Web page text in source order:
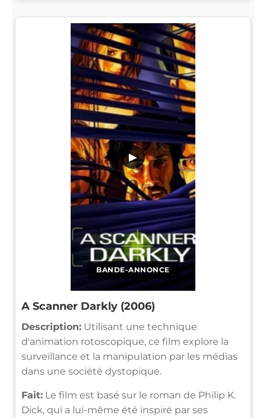
BANDE-ANNONCE
▶
A Scanner Darkly (2006)
Description: Utilisant une technique
d'animation rotoscopique, ce film explore la
surveillance et la manipulation par les médias
dans une société dystopique.
Fait: Le film est basé sur le roman de Philip K.
Dick, qui a lui-même été inspiré par ses